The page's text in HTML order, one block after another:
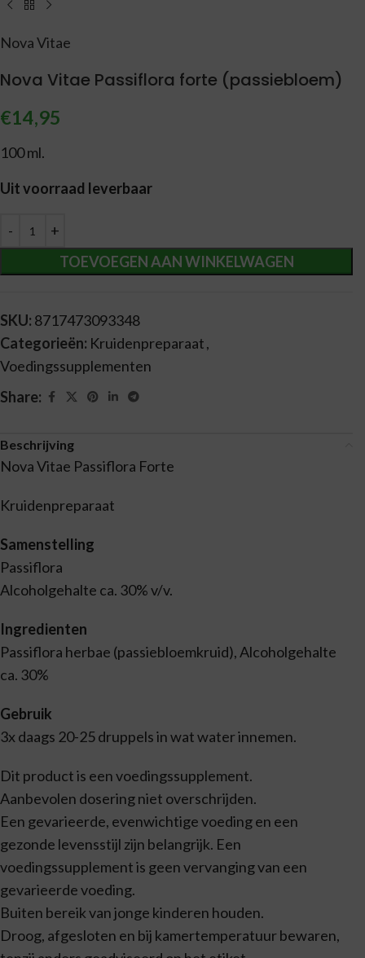
Nova Vitae
Nova Vitae Passiflora forte (passiebloem)
€14,95
100 ml.
Uit voorraad leverbaar
TOEVOEGEN AAN WINKELWAGEN
Alternative:
SKU: 8717473093348
Categorieën: Kruidenpreparaat,
Voedingssupplementen
Share:
Beschrijving
Nova Vitae Passiflora Forte
Kruidenpreparaat
Samenstelling
Passiflora
Alcoholgehalte ca. 30% v/v.
Ingredienten
Passiflora herbae (passiebloemkruid), Alcoholgehalte
ca. 30%
Gebruik
3x daags 20-25 druppels in wat water innemen.
Dit product is een voedingssupplement.
Aanbevolen dosering niet overschrijden.
Een gevarieerde, evenwichtige voeding en een
gezonde levensstijl zijn belangrijk. Een
voedingssupplement is geen vervanging van een
gevarieerde voeding.
Buiten bereik van jonge kinderen houden.
Droog, afgesloten en bij kamertemperatuur bewaren,